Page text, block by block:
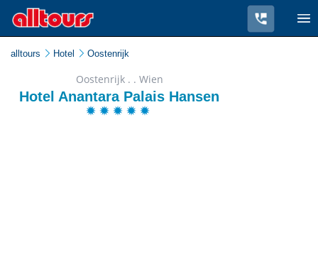
alltours Hotel Oostenrijk
Oostenrijk . . Wien
Hotel Anantara Palais Hansen